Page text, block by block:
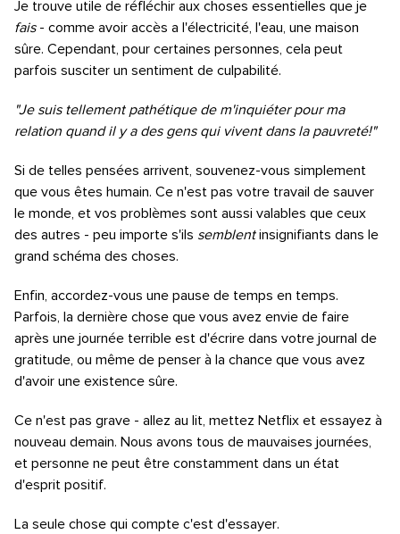
Je trouve utile de réfléchir aux choses essentielles que je
fais- comme avoir accès a l'électricité, l'eau, une maison
sûre. Cependant, pour certaines personnes, cela peut
parfois susciter un sentiment de culpabilité.
"Je suis tellement pathétique de m'inquiéter pour ma
relation quand il y a des gens qui vivent dans la pauvreté!"
Si de telles pensées arrivent, souvenez-vous simplement
que vous êtes humain. Ce n'est pas votre travail de sauver
le monde, et vos problèmes sont aussi valables que ceux
des autres - peu importe s'ils semblentinsignifiants dans le
grand schéma des choses.
Enfin, accordez-vous une pause de temps en temps.
Parfois, la dernière chose que vous avez envie de faire
après une journée terrible est d'écrire dans votre journal de
gratitude, ou même de penser à la chance que vous avez
d'avoir une existence sûre.
Ce n'est pas grave - allez au lit, mettez Netflix et essayez à
nouveau demain. Nous avons tous de mauvaises journées,
et personne ne peut être constamment dans un état
d'esprit positif.
La seule chose qui compte c'est d'essayer.